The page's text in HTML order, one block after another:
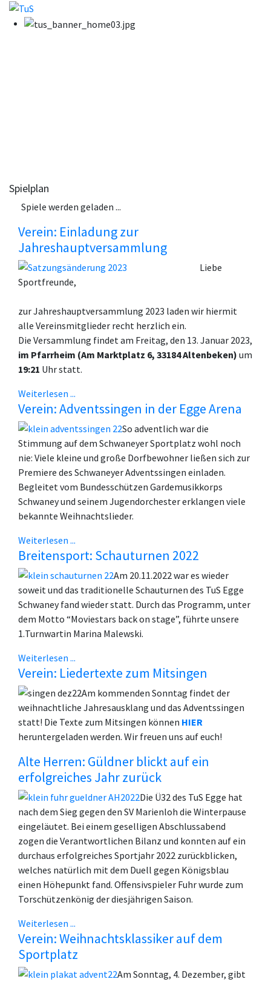
Spielplan
Spiele werden geladen ...
Verein: Einladung zur
Jahreshauptversammlung
Liebe
Sportfreunde,
zur Jahreshauptversammlung 2023 laden wir hiermit
alle Vereinsmitglieder recht herzlich ein.
Die Versammlung findet am Freitag, den 13. Januar 2023,
im Pfarrheim (Am Marktplatz 6, 33184 Altenbeken) um
19:21 Uhr statt.
Weiterlesen ...
Verein: Adventssingen in der Egge Arena
So adventlich war die
Stimmung auf dem Schwaneyer Sportplatz wohl noch
nie: Viele kleine und große Dorfbewohner ließen sich zur
Premiere des Schwaneyer Adventssingen einladen.
Begleitet vom Bundesschützen Gardemusikkorps
Schwaney und seinem Jugendorchester erklangen viele
bekannte Weihnachtslieder.
Weiterlesen ...
Breitensport: Schauturnen 2022
Am 20.11.2022 war es wieder
soweit und das traditionelle Schauturnen des TuS Egge
Schwaney fand wieder statt. Durch das Programm, unter
dem Motto “Moviestars back on stage”, führte unsere
1.Turnwartin Marina Malewski.
Weiterlesen ...
Verein: Liedertexte zum Mitsingen
Am kommenden Sonntag findet der
weihnachtliche Jahresausklang und das Adventssingen
statt! Die Texte zum Mitsingen können HIER
heruntergeladen werden. Wir freuen uns auf euch!
Alte Herren: Güldner blickt auf ein
erfolgreiches Jahr zurück
Die Ü32 des TuS Egge hat
nach dem Sieg gegen den SV Marienloh die Winterpause
eingeläutet. Bei einem geselligen Abschlussabend
zogen die Verantwortlichen Bilanz und konnten auf ein
durchaus erfolgreiches Sportjahr 2022 zurückblicken,
welches natürlich mit dem Duell gegen Königsblau
einen Höhepunkt fand. Offensivspieler Fuhr wurde zum
Torschützenkönig der diesjährigen Saison.
Weiterlesen ...
Verein: Weihnachtsklassiker auf dem
Sportplatz
Am Sonntag, 4. Dezember, gibt